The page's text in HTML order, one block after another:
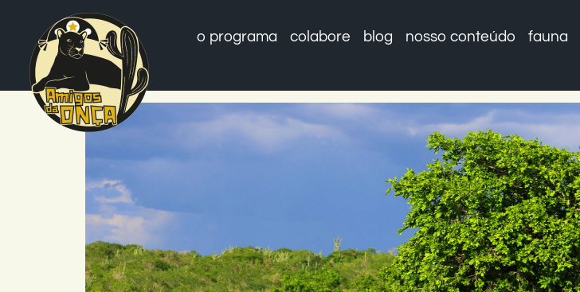
o programa colabore blog nosso conteúdo fauna